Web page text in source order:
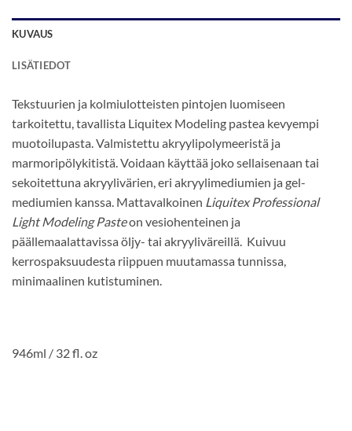
KUVAUS
LISÄTIEDOT
Tekstuurien ja kolmiulotteisten pintojen luomiseen
tarkoitettu, tavallista Liquitex Modeling pastea kevyempi
muotoilupasta. Valmistettu akryylipolymeeristä ja
marmoripölykitistä. Voidaan käyttää joko sellaisenaan tai
sekoitettuna akryylivärien, eri akryylimediumien ja gel-
mediumien kanssa. Mattavalkoinen Liquitex Professional
Light Modeling Pasteon vesiohenteinen ja
päällemaalattavissa öljy- tai akryyliväreillä. Kuivuu
kerrospaksuudesta riippuen muutamassa tunnissa,
minimaalinen kutistuminen.
946ml / 32 fl. oz